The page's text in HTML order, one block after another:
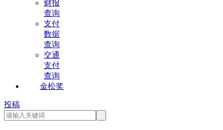
财报
查询
支付
数据
查询
交通
支付
查询
金松奖
投稿